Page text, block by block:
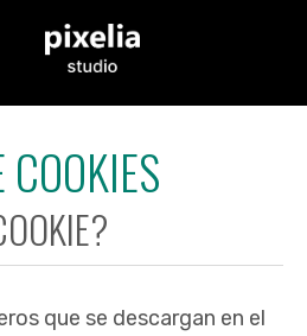
que se descargan en el